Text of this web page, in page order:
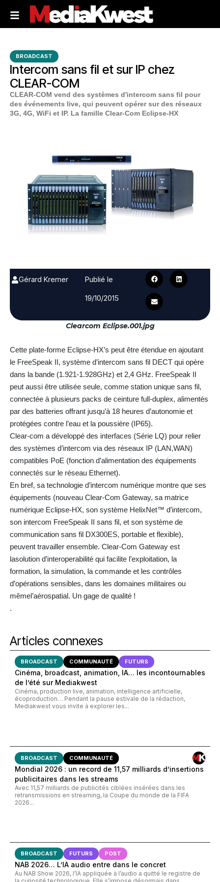
BROADCAST
Intercom sans fil et sur IP chez
CLEAR-COM
CLEAR-COM vend des systèmes d'intercom sans fil pour
des événements live, qui peuvent opérer sur des réseaux
3G, 4G, WiFi et IP. La famille Clear-Com Eclipse-HX
Gérard Kremer
Publié le
19/10/2015
Clearcom Eclipse.001.jpg
Cette plate-forme Eclipse-HX’s peut être étendue en ajoutant
le FreeSpeak II, système d’intercom sans fil DECT qui opère
dans la bande (1.921-1.928GHz) et 2,4 GHz. FreeSpeak II
peut aussi être utilisée seule, comme station unique sans fil,
connectée à plusieurs packs de ceinture full-duplex, alimentés
par des batteries offrant jusqu’à 18 heures d’autonomie et
protégées contre l’eau et la poussière (IP65).
Clear-com a développé des interfaces (Série LQ) pour relier
des systèmes d’intercom via des réseaux IP (LAN,WAN)
compatibles PoE (fonction d’alimentation des équipements
connectés sur le réseau Ethernet).
En bref, sa technologie d’intercom numérique montre que ses
équipements (nouveau Clear-Com Gateway, sa matrice
numérique Eclipse-HX, son système HelixNet™ d’intercom,
son intercom FreeSpeak II sans fil, et son système de
communication sans fil DX300ES, portable et flexible),
peuvent travailler ensemble. Clear-Com Gateway est
lasolution d’interoperabilité qui facilite l’exploitation, la
formation, la simulation, la commande et les contrôles
d’opérations sensibles, dans les domaines militaires ou
mêmel’aérospatial. Un gage de qualité !
.
Articles connexes
BROADCAST COMMUNAUTÉ FUTURS
Cinéma, broadcast, animation, IA… les incontournables
de l’été sur Mediakwest
Cinéma, production live, animation, intelligence artificielle,
écoproduction… Pendant la pause estivale de la rédaction,
Mediakwest vous invite à explorer les...
BROADCAST COMMUNAUTÉ
Mondial 2026 : un record de 11,57 milliards d’insertions
publicitaires dans les streams
Avec 11,57 milliards de publicités ciblées insérées dans les
retransmissions en streaming, la Coupe du monde de la FIFA
2026...
BROADCAST FUTURS POST
NAB 2026… L’IA audio entre dans le concret
Au NAB Show 2026, l’IA appliquée à l’audio a quitté le registre de